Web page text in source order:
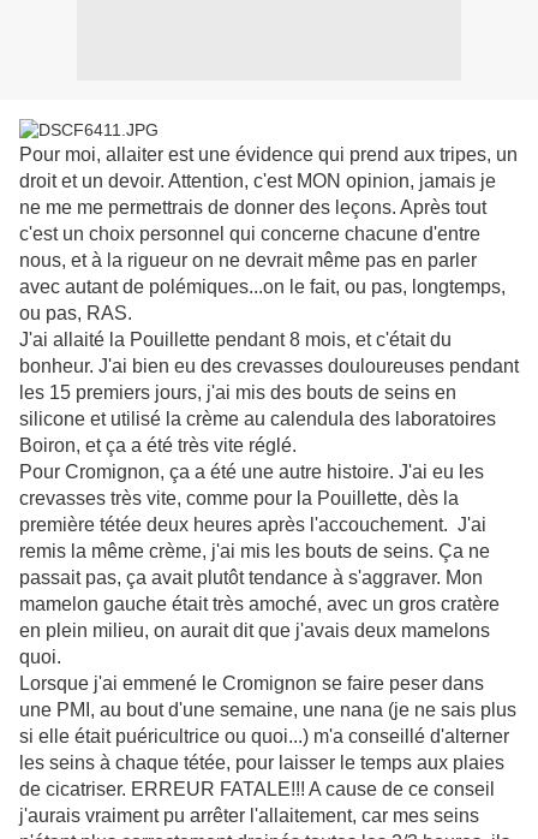
Pour moi, allaiter est une évidence qui prend aux tripes, un
droit et un devoir. Attention, c'est MON opinion, jamais je
ne me me permettrais de donner des leçons. Après tout
c'est un choix personnel qui concerne chacune d'entre
nous, et à la rigueur on ne devrait même pas en parler
avec autant de polémiques...on le fait, ou pas, longtemps,
ou pas, RAS.
J'ai allaité la Pouillette pendant 8 mois, et c'était du
bonheur. J'ai bien eu des crevasses douloureuses pendant
les 15 premiers jours, j'ai mis des bouts de seins en
silicone et utilisé la crème au calendula des laboratoires
Boiron, et ça a été très vite réglé.
Pour Cromignon, ça a été une autre histoire. J'ai eu les
crevasses très vite, comme pour la Pouillette, dès la
première tétée deux heures après l'accouchement. J'ai
remis la même crème, j'ai mis les bouts de seins. Ça ne
passait pas, ça avait plutôt tendance à s'aggraver. Mon
mamelon gauche était très amoché, avec un gros cratère
en plein milieu, on aurait dit que j'avais deux mamelons
quoi.
Lorsque j'ai emmené le Cromignon se faire peser dans
une PMI, au bout d'une semaine, une nana (je ne sais plus
si elle était puéricultrice ou quoi...) m'a conseillé d'alterner
les seins à chaque tétée, pour laisser le temps aux plaies
de cicatriser. ERREUR FATALE!!! A cause de ce conseil
j'aurais vraiment pu arrêter l'allaitement, car mes seins